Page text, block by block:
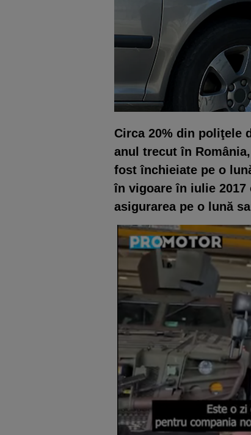
Circa 20% din poliţele
anul trecut în
fost închieiate pe o
în vigoare în iulie
asigu­ra­rea pe o lu­nă